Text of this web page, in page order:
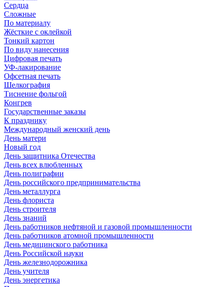
Сердца
Сложные
По материалу
Жёсткие с оклейкой
Тонкий картон
По виду нанесения
Цифровая печать
УФ-лакирование
Офсетная печать
Шелкография
Тиснение фольгой
Конгрев
Государственные заказы
К празднику
Международный женский день
День матери
Новый год
День защитника Отечества
День всех влюбленных
День полиграфии
День российского предпринимательства
День металлурга
День флориста
День строителя
День знаний
День работников нефтяной и газовой промышленности
День работников атомной промышленности
День медицинского работника
День Российской науки
День железнодорожника
День учителя
День энергетика